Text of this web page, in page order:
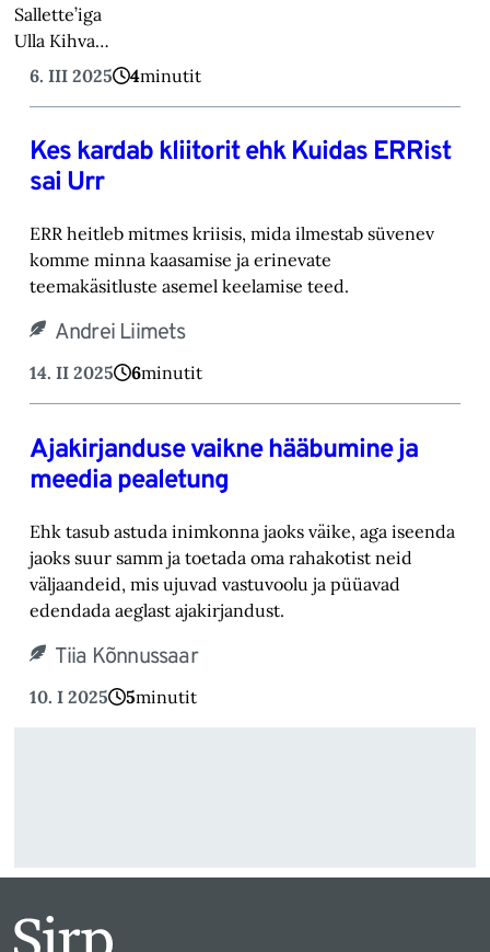
Sallette’iga
Ulla Kihva…
6. III 2025
4minutit
Kes kardab kliitorit ehk Kuidas ERRist
sai Urr
ERR heitleb mitmes kriisis, mida ilmestab süvenev
komme minna kaasamise ja erinevate
teemakäsitluste asemel keelamise teed.
Andrei Liimets
14. II 2025 6minutit
Ajakirjanduse vaikne hääbumine ja
meedia pealetung
Ehk tasub astuda inimkonna jaoks väike, aga iseenda
jaoks suur samm ja toetada oma rahakotist neid
väljaandeid, mis ujuvad vastuvoolu ja püüavad
edendada aeglast ajakirjandust.
Tiia Kõnnussaar
10. I 2025 5minutit